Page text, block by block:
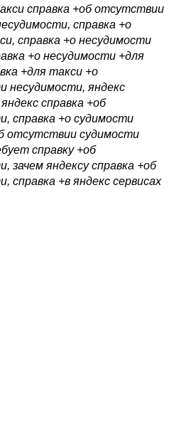
справка +об отсутствии
справка +о
справка +о несудимости
+о несудимости +для
+для такси +о
несудимости, яндекс
справка +об
справка +о судимости
отсутствии судимости
справку +об
зачем яндексу справка +об
справка +в яндекс сервисах